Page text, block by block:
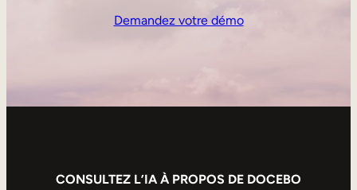
Demandez votre démo
CONSULTEZ L’IA À PROPOS DE DOCEBO